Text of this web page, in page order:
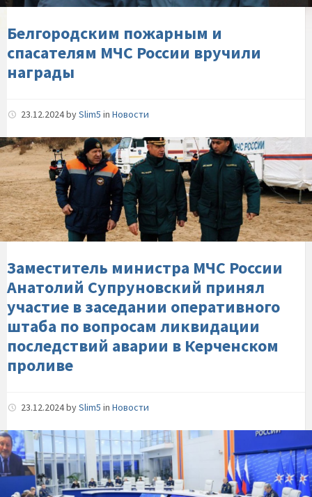
вручили-
награды
Белгородским пожарным и
спасателям МЧС России вручили
награды
23.12.2024bySlim5 in Новости
Заместитель-
министра-
МЧС-
России-
Анатолий-
Супруновский-
принял-
участие-
заседании-
оперативного-
штаба-
по-
в-
Керченском-
проливе
Заместитель министра МЧС России
Анатолий Супруновский принял
участие в заседании оперативного
штаба по вопросам ликвидации
последствий аварии в Керченском
проливе
23.12.2024bySlim5 in Новости
В-
МЧС-
России-
отмечают-